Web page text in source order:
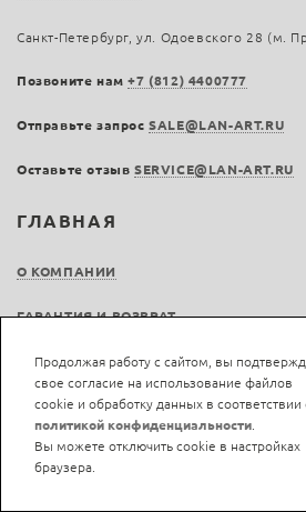
ГЛАВНАЯ
О КОМПАНИИ
ГАРАНТИЯ И ВОЗВРАТ
ДОСТАВКА
ОПЛАТА
ВАКАНСИИ
Санкт-Петербург, ул. Одоевского 28 (м.
Позвоните нам+7 (812) 4400777
Отправьте запросSALE@LAN-ART.RU
Оставьте отзыв SERVICE@LAN-ART.RU
Продолжая работу с сайтом, вы
свое согласие на использование файлов
cookie и обработку данных в соответствии
политикой конфиденциальности
Вы можете отключить cookie в настройках
браузера.